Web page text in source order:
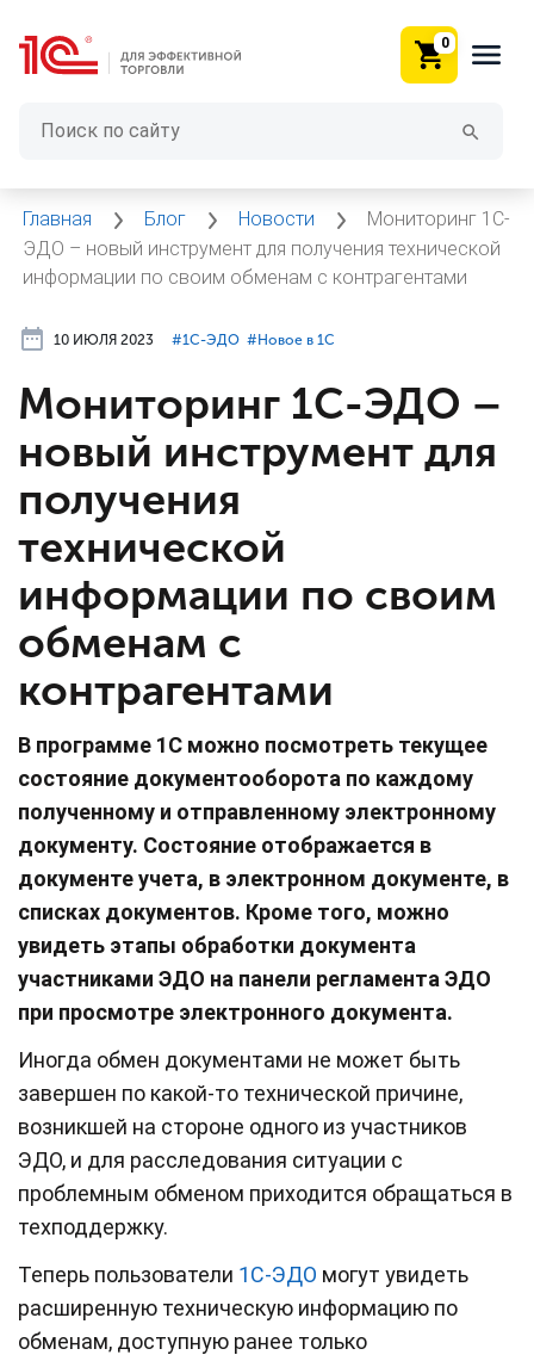
0
Главная Блог Новости
Мониторинг 1С-
ЭДО – новый инструмент для получения технической
информации по своим обменам с контрагентами
10 ИЮЛЯ 2023 #⁣1С-ЭДО #⁣Новое в 1С
Мониторинг 1С-ЭДО –
новый инструмент для
получения
технической
информации по своим
обменам с
контрагентами
В программе 1С можно посмотреть текущее
состояние документооборота по каждому
полученному и отправленному электронному
документу. Состояние отображается в
документе учета, в электронном документе, в
списках документов. Кроме того, можно
увидеть этапы обработки документа
участниками ЭДО на панели регламента ЭДО
при просмотре электронного документа.
Иногда обмен документами не может быть
завершен по какой-то технической причине,
возникшей на стороне одного из участников
ЭДО, и для расследования ситуации с
проблемным обменом приходится обращаться в
техподдержку.
Теперь пользователи 1С-ЭДО могут увидеть
расширенную техническую информацию по
обменам, доступную ранее только